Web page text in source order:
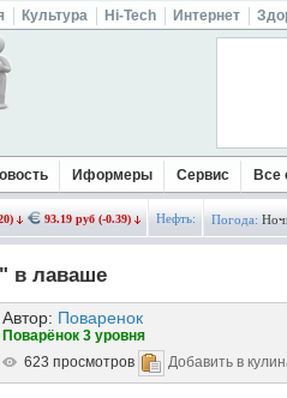
Культура Hi-Tech Интернет
Иформеры Сервис Все
93.19 руб (-0.39) Нефть: Погода:
в лаваше
Автор: Поваренок
Поварёнок 3 уровня
623 просмотров
Добавить в